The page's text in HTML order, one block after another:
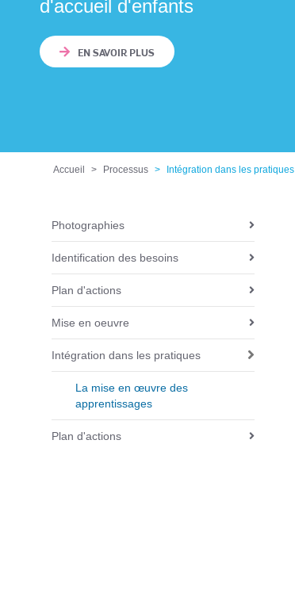
d'accueil d'enfants
EN SAVOIR PLUS
Accueil Processus Intégration dans les pratiques
N
i
g
a
i
Photographies
Identification des besoins
Plan d'actions
Mise en oeuvre
Intégration dans les pratiques
La mise en œuvre des
apprentissages
Plan d'actions